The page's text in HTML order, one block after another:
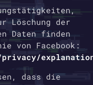
Löschung der
Daten finden
von Facebook:
privacy/
dass die